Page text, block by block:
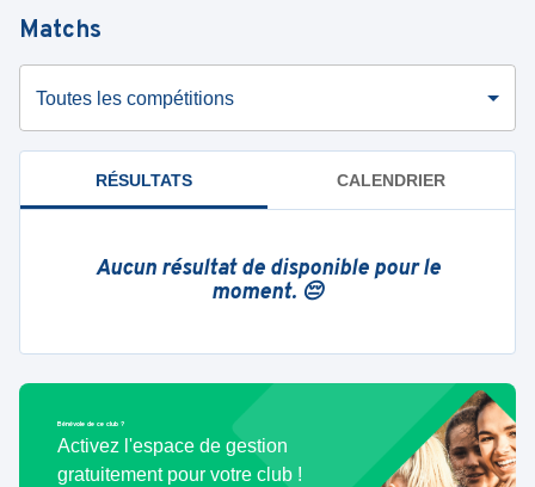
Matchs
Toutes les compétitions
RÉSULTATS CALENDRIER
Aucun résultat de disponible pour le
moment. 😔
Bénévole de ce club ?
Activez l'espace de gestion
gratuitement pour votre club !